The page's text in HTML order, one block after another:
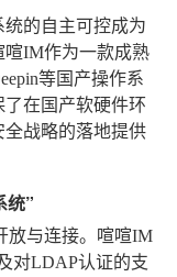
的自主可控成为
喧IM作为一款成熟
等国产操作系
在国产软硬件环
战略的落地提供
统”
放与连接。喧喧IM
对LDAP认证的支